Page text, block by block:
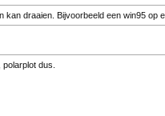
draaien. Bijvoorbeeld een win95 op
dus.